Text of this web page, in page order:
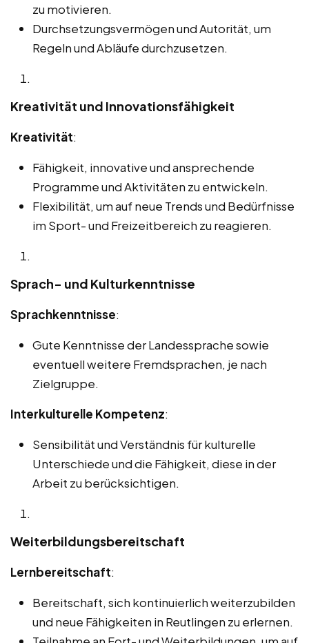
zu motivieren.
Durchsetzungsvermögen und Autorität, um
Regeln und Abläufe durchzusetzen.
Kreativität und Innovationsfähigkeit
Kreativität:
Fähigkeit, innovative und ansprechende
Programme und Aktivitäten zu entwickeln.
Flexibilität, um auf neue Trends und Bedürfnisse
im Sport- und Freizeitbereich zu reagieren.
Sprach- und Kulturkenntnisse
Sprachkenntnisse:
Gute Kenntnisse der Landessprache sowie
eventuell weitere Fremdsprachen, je nach
Zielgruppe.
Interkulturelle Kompetenz:
Sensibilität und Verständnis für kulturelle
Unterschiede und die Fähigkeit, diese in der
Arbeit zu berücksichtigen.
Weiterbildungsbereitschaft
Lernbereitschaft:
Bereitschaft, sich kontinuierlich weiterzubilden
und neue Fähigkeiten in Reutlingen zu erlernen.